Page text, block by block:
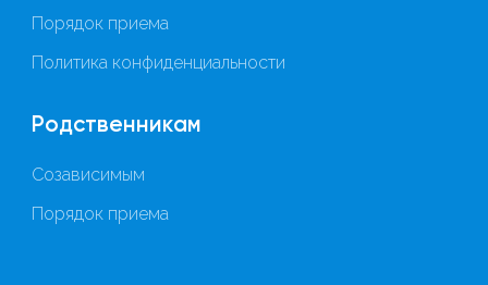
Порядок приема
Политика конфиденциальности
Родственникам
Созависимым
Порядок приема